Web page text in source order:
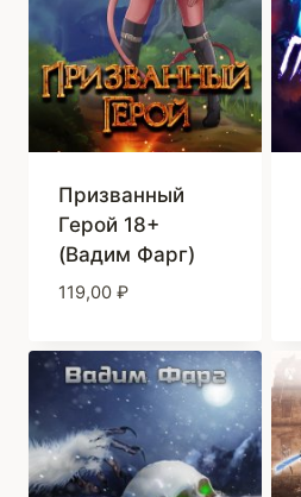
Призванный
Герой 18+
(Вадим Фарг)
119,00 ₽